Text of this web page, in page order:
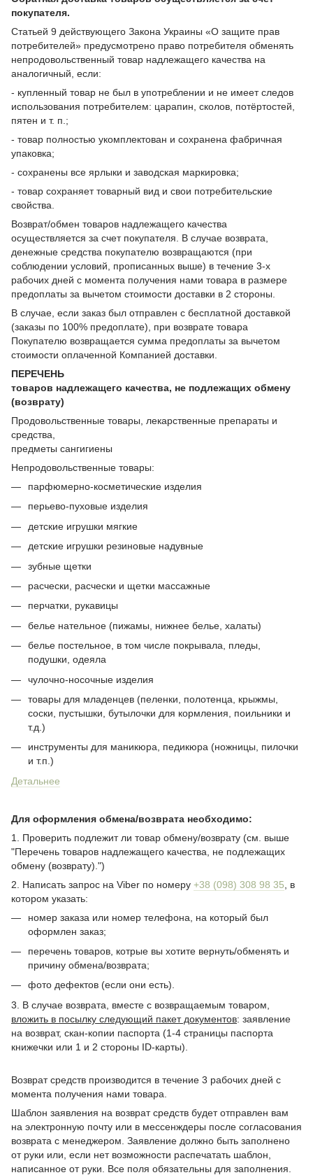
покупателя.
Статьей 9 действующего Закона Украины «О защите прав
потребителей» предусмотрено право потребителя обменять
непродовольственный товар надлежащего качества на
аналогичный, если:
- купленный товар не был в употреблении и не имеет следов
использования потребителем: царапин, сколов, потёртостей,
пятен и т. п.;
- товар полностью укомплектован и сохранена фабричная
упаковка;
- сохранены все ярлыки и заводская маркировка;
- товар сохраняет товарный вид и свои потребительские
свойства.
Возврат/обмен товаров надлежащего качества
осуществляется за счет покупателя. В случае возврата,
денежные средства покупателю возвращаются (при
соблюдении условий, прописанных выше) в течение 3-х
рабочих дней с момента получения нами товара в размере
предоплаты за вычетом стоимости доставки в 2 стороны.
В случае, если заказ был отправлен с бесплатной доставкой
(заказы по 100% предоплате), при возврате товара
Покупателю возвращается сумма предоплаты за вычетом
стоимости оплаченной Компанией доставки.
ПЕРЕЧЕНЬ
товаров надлежащего качества, не подлежащих обмену
(возврату)
Продовольственные товары, лекарственные препараты и
средства,
предметы сангигиены
Непродовольственные товары:
парфюмерно-косметические изделия
перьево-пуховые изделия
детские игрушки мягкие
детские игрушки резиновые надувные
зубные щетки
расчески, расчески и щетки массажные
перчатки, рукавицы
белье нательное (пижамы, нижнее белье, халаты)
белье постельное, в том числе покрывала, пледы,
подушки, одеяла
чулочно-носочные изделия
товары для младенцев (пеленки, полотенца, крыжмы,
соски, пустышки, бутылочки для кормления, поильники и
т.д.)
инструменты для маникюра, педикюра (ножницы, пилочки
и т.п.)
Детальнее
Для оформления обмена/возврата необходимо:
1. Проверить подлежит ли товар обмену/возврату (см. выше
"Перечень товаров надлежащего качества, не подлежащих
обмену (возврату).")
2. Написать запрос на Viber по номеру +38 (098) 308 98 35 , в
котором указать:
номер заказа или номер телефона, на который был
оформлен заказ;
перечень товаров, котрые вы хотите вернуть/обменять и
причину обмена/возврата;
фото дефектов (если они есть).
3. В случае возврата, вместе с возвращаемым товаром,
вложить в посылку следующий пакет документов: заявление
на возврат, скан-копии паспорта (1-4 страницы паспорта
книжечки или 1 и 2 стороны ID-карты).
Возврат средств производится в течение 3 рабочих дней с
момента получения нами товара.
Шаблон заявления на возврат средств будет отправлен вам
на электронную почту или в мессенждеры после согласования
возврата с менеджером. Заявление должно быть заполнено
от руки или, если нет возможности распечатать шаблон,
написанное от руки. Все поля обязательны для заполнения.